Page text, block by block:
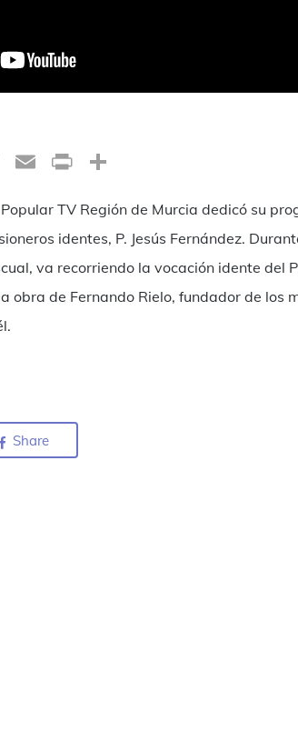
CopyEmailPrint
TV Región de Murcia dedicó su
identes, P. Jesús Fernández.
va recorriendo la vocación idente del
obra de Fernando Rielo, fundador de los
Share